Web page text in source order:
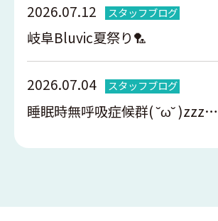
2026.07.12 スタッフブログ
岐阜Bluvic夏祭り🏸
2026.07.04 スタッフブログ
睡眠時無呼吸症候群( ˘ω˘ )zzz…